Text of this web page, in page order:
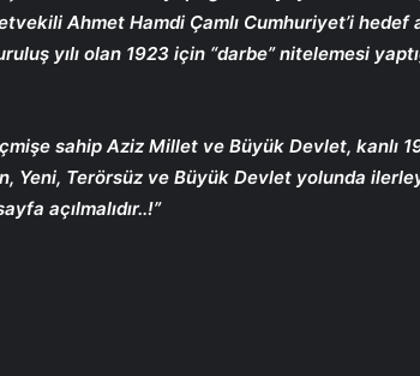
Ahmet Hamdi Çamlı Cumhuriyet’i hedef
yılı olan 1923 için “darbe” nitelemesi
sahip Aziz Millet ve Büyük Devlet, kanlı
Yeni, Terörsüz ve Büyük Devlet yolunda
açılmalıdır..!”